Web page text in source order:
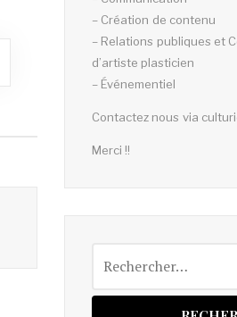
– Création de contenu
– Relations publiques et
d’artiste plasticien
– Événementiel
Contactez nous via
Merci !!